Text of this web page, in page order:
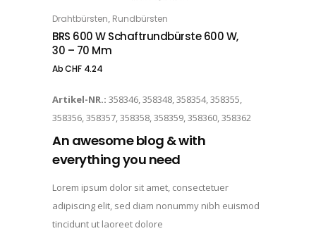
OPTIONS
Drahtbürsten, Rundbürsten
BRS 600 W Schaftrundbürste 600 W,
30 – 70 Mm
AbCHF4.24
Artikel-NR.: 358346, 358348, 358354, 358355,
358356, 358357, 358358, 358359, 358360, 358362
An awesome blog & with
everything you need
Lorem ipsum dolor sit amet, consectetuer
adipiscing elit, sed diam nonummy nibh euismod
tincidunt ut laoreet dolore